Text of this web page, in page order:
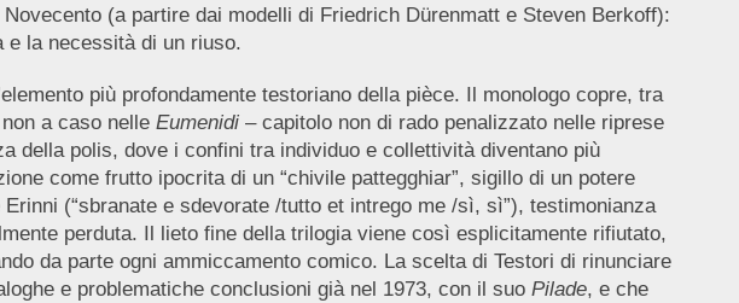
(a partire dai modelli di Friedrich Dürenmatt e Steven Berkoff):
la necessità di un riuso.
più profondamente testoriano della pièce. Il monologo copre, tra
a caso nelle Eumenidi– capitolo non di rado penalizzato nelle riprese
della polis, dove i confini tra individuo e collettività diventano più
come frutto ipocrita di un “chivile pattegghiar”, sigillo di un potere
(“sbranate e sdevorate /tutto et intrego me /sì, sì”), testimonianza
perduta. Il lieto fine della trilogia viene così esplicitamente rifiutato,
da parte ogni ammiccamento comico. La scelta di Testori di rinunciare
e problematiche conclusioni già nel 1973, con il suo Pilade, e che